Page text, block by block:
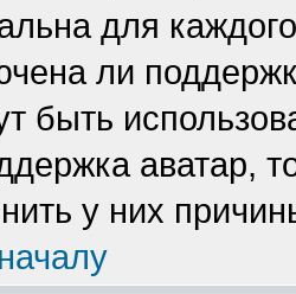
для
ли
быть
аватар,
у них